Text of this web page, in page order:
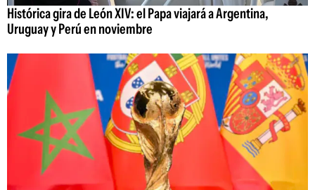
Histórica gira de León XIV: el Papa viajará a Argentina,
Uruguay y Perú en noviembre